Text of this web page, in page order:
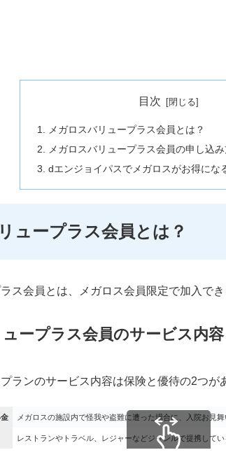
目次
メガロスバリュープラス会員とは？
メガロスバリュープラス会員の申し込
dエンジョイパスでメガロスがお得にな
ュープラス会員とは？
ス会員とは、メガロス会員限定で加入で
ープラス会員のサービス内容
ランのサービス内容は保険と優待の2つが
メガロスの施設内で怪我や盗難に遭った場合に、入院お見
レストランやトラベル、レジャーなどジャンルで提携して